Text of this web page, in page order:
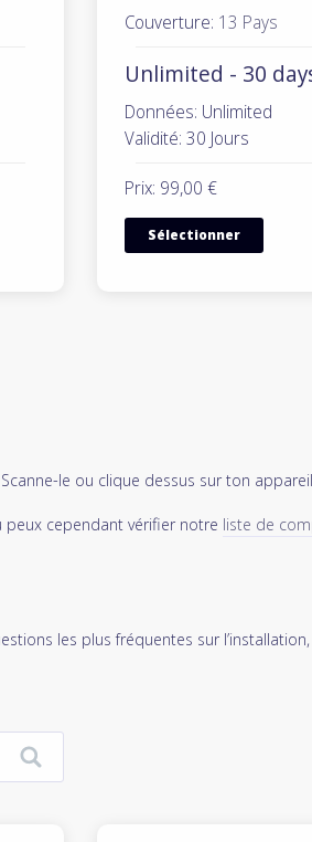
Couverture: 13 Pays
Unlimited - 30
Données: Unlimited
Validité: 30 Jours
Prix: 99,00 €
Sélectionner
le ou clique dessus sur ton
peux cependant vérifier notre liste de
les plus fréquentes sur